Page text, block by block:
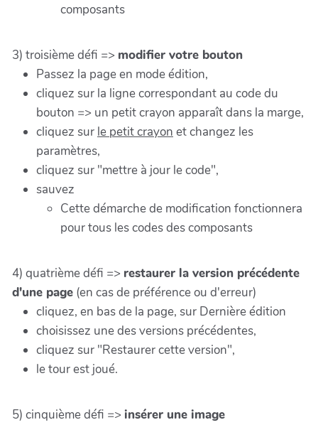
composants
3) troisième défi => modifier votre bouton
Passez la page en mode édition,
cliquez sur la ligne correspondant au code du
bouton => un petit crayon apparaît dans la marge,
cliquez sur le petit crayon et changez les
paramètres,
cliquez sur "mettre à jour le code",
sauvez
Cette démarche de modification fonctionnera
pour tous les codes des composants
4) quatrième défi => restaurer la version précédente
d'une page (en cas de préférence ou d'erreur)
cliquez, en bas de la page, sur Dernière édition
choisissez une des versions précédentes,
cliquez sur "Restaurer cette version",
le tour est joué.
5) cinquième défi => insérer une image